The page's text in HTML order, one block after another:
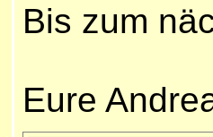
Bis zum
Eure